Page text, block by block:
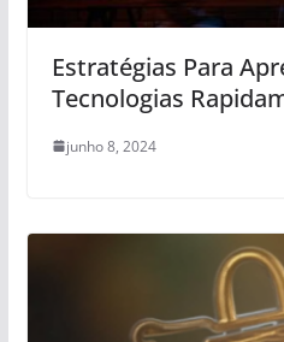
Estratégias Para
Tecnologias
junho 8, 2024